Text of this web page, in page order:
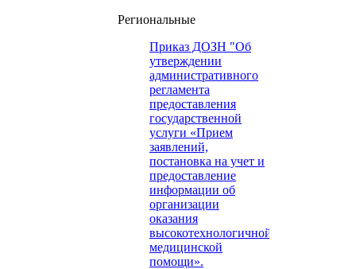
Региональные
Приказ ДОЗН "Об
утверждении
административного
регламента
предоставления
государственной
услуги «Прием
заявлений,
постановка на учет и
предоставление
информации об
организации
оказания
высокотехнологичной
медицинской
помощи».